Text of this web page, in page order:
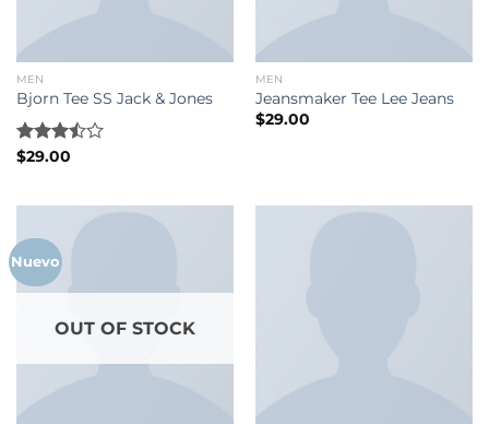
MEN
Bjorn Tee SS Jack & Jones
Rated
$29.00
MEN
Jeansmaker Tee Lee Jeans
$29.00
Nuevo
OUT OF STOCK